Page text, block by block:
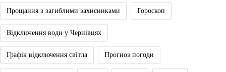
Прощання з загиблими захисниками Гороскоп
Відключення води у Чернівцях
Графік відключення світла Прогноз погоди